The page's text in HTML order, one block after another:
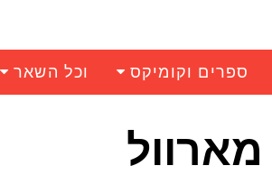
ספרים וקומיקס וכל השאר